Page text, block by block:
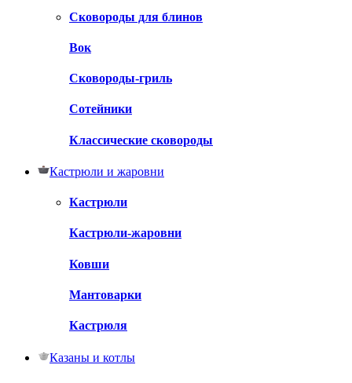
Сковороды для блинов
Вок
Сковороды-гриль
Сотейники
Классические сковороды
Кастрюли и жаровни
Кастрюли
Кастрюли-жаровни
Ковши
Мантоварки
Кастрюля
Казаны и котлы